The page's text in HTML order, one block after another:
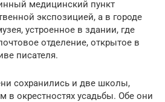
медицинский пункт
экспозицией, а в городе
устроенное в здании, где
отделение, открытое в
писателя.
сохранились и две школы,
в окрестностях усадьбы. Обе они